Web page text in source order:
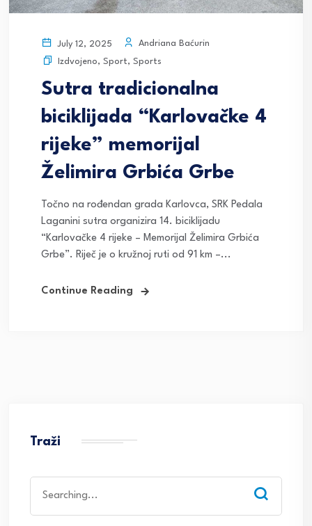
July 12, 2025
Andriana Baćurin
Izdvojeno, Sport, Sports
Sutra tradicionalna
biciklijada “Karlovačke 4
rijeke” memorijal
Želimira Grbića Grbe
Točno na rođendan grada Karlovca, SRK Pedala
Laganini sutra organizira 14. biciklijadu
“Karlovačke 4 rijeke – Memorijal Želimira Grbića
Grbe”. Riječ je o kružnoj ruti od 91 km –...
Continue Reading
Traži
for: